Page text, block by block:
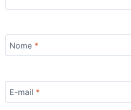
Nome *
E-mail *